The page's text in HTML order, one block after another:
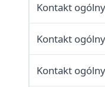
Kontakt ogólny
Kontakt ogólny
Kontakt ogólny